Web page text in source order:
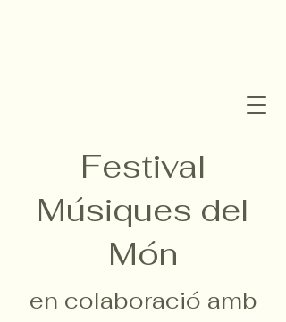
Festival
Músiques del
Món
en colaboració amb